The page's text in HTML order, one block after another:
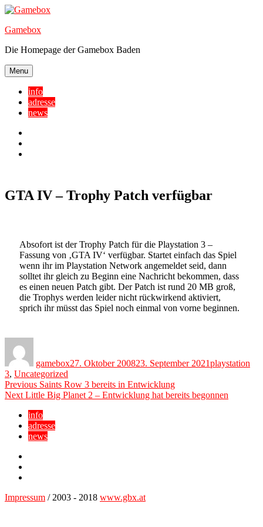
Skip
content
Gamebox
Die Homepage der Gamebox Baden
Menu
info
adresse
news
GTA IV – Trophy Patch verfügbar
Absofort ist der Trophy Patch für die Playstation 3 –
Fassung von ‚GTA IV‘ verfügbar. Startet einfach das Spiel
wenn ihr im Playstation Network angemeldet seid, dann
solltet ihr gleich zu Beginn eine Nachricht bekommen, dass
es einen neuen Patch gibt. Der Patch ist rund 20 MB groß,
die Trophys werden leider nicht rückwirkend aktiviert,
sprich ihr müsst das Spiel noch einmal von vorne beginnen.
gamebox27. Oktober 200823. September 2021playstation
3, Uncategorized
Beitragsnavigation
Previous Previous
post:
Saints Row 3 bereits in Entwicklung
Next Next
Little Big Planet 2 – Entwicklung hat bereits begonnen
info
adresse
news
Impressum / 2003 - 2018 www.gbx.at